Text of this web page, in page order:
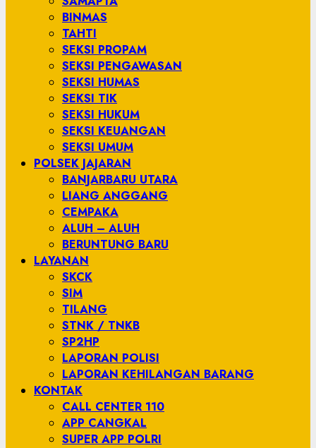
BINMAS
TAHTI
SEKSI PROPAM
SEKSI PENGAWASAN
SEKSI HUMAS
SEKSI TIK
SEKSI HUKUM
SEKSI KEUANGAN
SEKSI UMUM
POLSEK JAJARAN
BANJARBARU UTARA
LIANG ANGGANG
CEMPAKA
ALUH – ALUH
BERUNTUNG BARU
LAYANAN
SKCK
SIM
TILANG
STNK / TNKB
SP2HP
LAPORAN POLISI
LAPORAN KEHILANGAN BARANG
KONTAK
CALL CENTER 110
APP CANGKAL
SUPER APP POLRI